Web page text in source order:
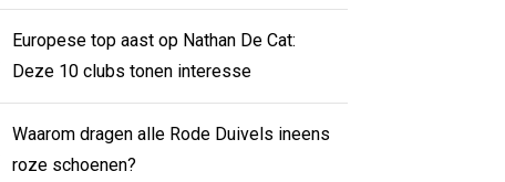
Europese top aast op Nathan De Cat:
Deze 10 clubs tonen interesse
Waarom dragen alle Rode Duivels ineens
roze schoenen?